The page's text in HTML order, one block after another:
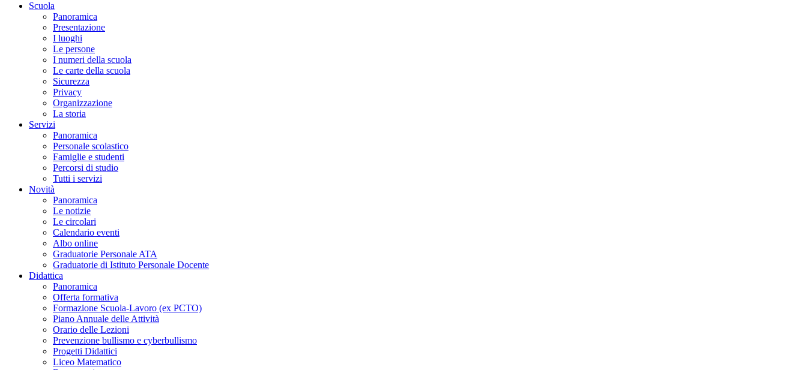
Scuola
Panoramica
Presentazione
I luoghi
Le persone
I numeri della scuola
Le carte della scuola
Sicurezza
Privacy
Organizzazione
La storia
Servizi
Panoramica
Personale scolastico
Famiglie e studenti
Percorsi di studio
Tutti i servizi
Novità
Panoramica
Le notizie
Le circolari
Calendario eventi
Albo online
Graduatorie Personale ATA
Graduatorie di Istituto Personale Docente
Didattica
Panoramica
Offerta formativa
Formazione Scuola-Lavoro (ex PCTO)
Piano Annuale delle Attività
Orario delle Lezioni
Prevenzione bullismo e cyberbullismo
Progetti Didattici
Liceo Matematico